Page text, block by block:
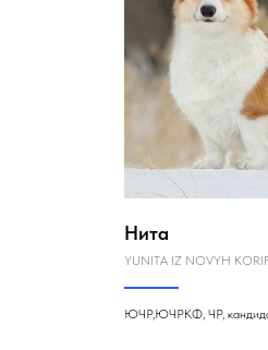
Нита
YUNITA IZ NOVYH
ЮЧР,ЮЧРКФ, ЧР,